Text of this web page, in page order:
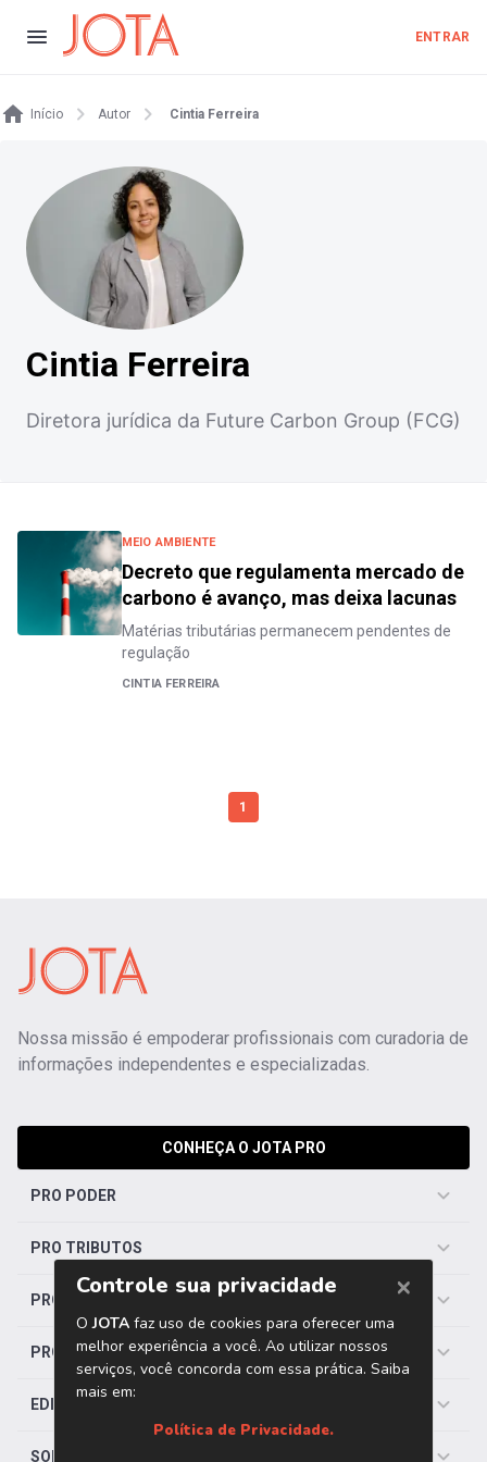
ENTRAR
Início Autor Cintia Ferreira
Cintia Ferreira
Diretora jurídica da Future Carbon Group (FCG)
MEIO AMBIENTE
Decreto que regulamenta mercado de
carbono é avanço, mas deixa lacunas
Matérias tributárias permanecem pendentes de
regulação
CINTIA FERREIRA
1
Nossa missão é empoderar profissionais com curadoria de
informações independentes e especializadas.
CONHEÇA O JOTA PRO
PRO PODER
PRO TRIBUTOS
PRO TRABALHISTA
PRO SAÚDE
EDITORIAS
SOBRE O JOTA